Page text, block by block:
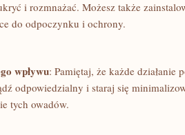
i rozmnażać. Możesz także
do odpoczynku i ochrony.
wpływu: Pamiętaj, że każde działanie
odpowiedzialny i staraj się⁢
tych owadów.